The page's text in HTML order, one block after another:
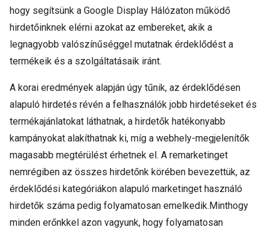
hogy segítsünk a Google Display Hálózaton működő
hirdetőinknek elérni azokat az embereket, akik a
legnagyobb valószínűséggel mutatnak érdeklődést a
termékeik és a szolgáltatásaik iránt.
A korai eredmények alapján úgy tűnik, az érdeklődésen
alapuló hirdetés révén a felhasználók jobb hirdetéseket és
termékajánlatokat láthatnak, a hirdetők hatékonyabb
kampányokat alakíthatnak ki, míg a webhely-megjelenítők
magasabb megtérülést érhetnek el. A remarketinget
nemrégiben az összes hirdetőnk körében bevezettük, az
érdeklődési kategóriákon alapuló marketinget használó
hirdetők száma pedig folyamatosan emelkedik.Minthogy
minden erőnkkel azon vagyunk, hogy folyamatosan